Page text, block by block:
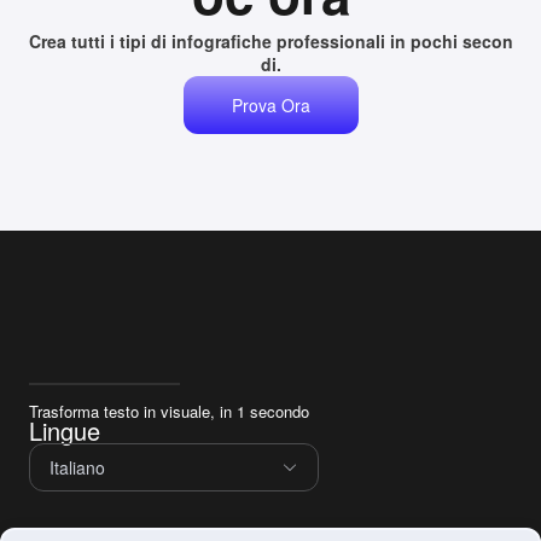
Crea tutti i tipi di infografiche professionali in pochi secon
di.
Prova Ora
Trasforma testo in visuale, in 1 secondo
Lingue
Italiano